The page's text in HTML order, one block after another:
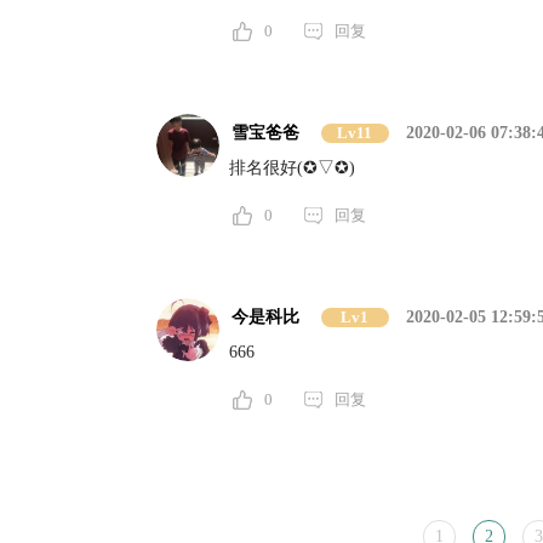
0 回复
雪宝爸爸 Lv11
2020-02-06
排名很好(✪▽✪)
0 回复
今是科比 Lv1
2020-02-05
666
0 回复
1 2 3